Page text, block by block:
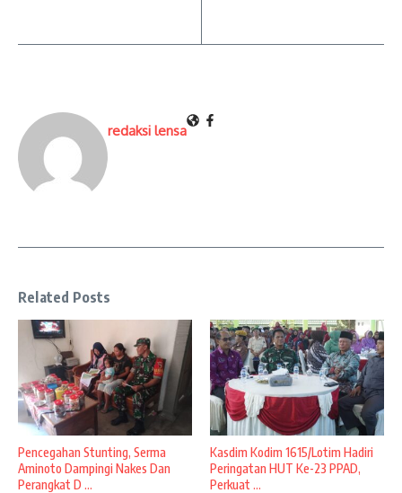
redaksi lensa
Related Posts
Pencegahan Stunting, Serma
Aminoto Dampingi Nakes Dan
Perangkat D ...
Kasdim Kodim 1615/Lotim Hadiri
Peringatan HUT Ke-23 PPAD,
Perkuat ...